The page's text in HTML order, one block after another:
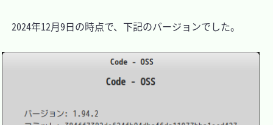
2024年12月9日の時点で、下記のバージョンでした。